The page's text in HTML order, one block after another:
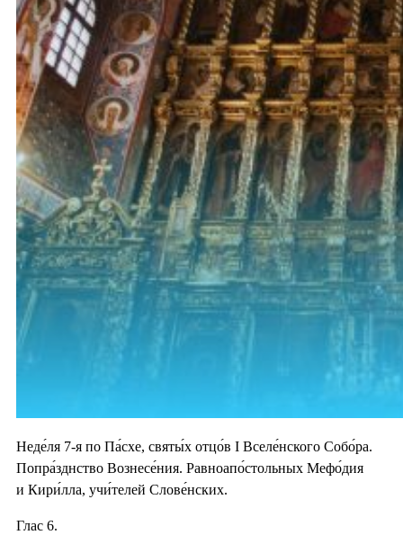
Неде́ля 7-я по Па́схе, святы́х отцо́в I Вселе́нского Собо́ра.
Попра́зднство Вознесе́ния. Равноапо́стольных Мефо́дия
и Кири́лла, учи́телей Слове́нских.
Глас 6.